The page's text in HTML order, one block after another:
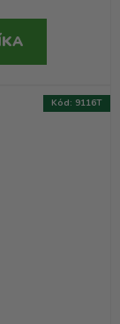
Kód: 9116T